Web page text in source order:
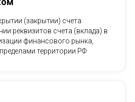
(закрытии) счета
реквизитов счета (вклада) в
финансового рынка,
территории РФ